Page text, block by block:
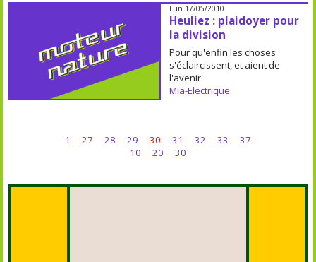
Lun 17/05/2010
Heuliez : plaidoyer pour
la division
Pour qu'enfin les choses
s'éclaircissent, et aient de
l'avenir.
Mia-Electrique
1 27 28 29 30 31 32 33
37
10
20 30